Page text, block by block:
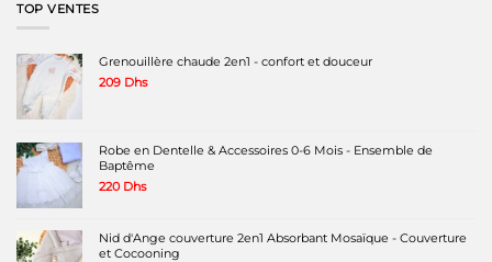
TOP VENTES
Grenouillère chaude 2en1 - confort et douceur
209 Dhs
Robe en Dentelle & Accessoires 0-6 Mois - Ensemble de
Baptême
220 Dhs
Nid d'Ange couverture 2en1 Absorbant Mosaïque - Couverture
et Cocooning